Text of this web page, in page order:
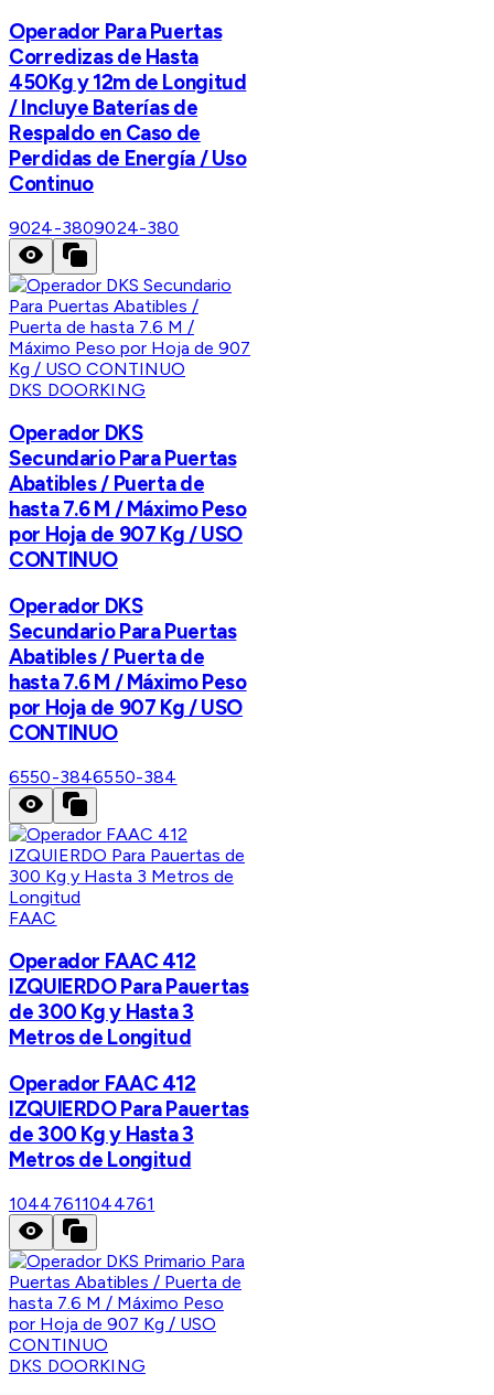
Operador Para Puertas
Corredizas de Hasta
450Kg y 12m de Longitud
/ Incluye Baterías de
Respaldo en Caso de
Perdidas de Energía / Uso
Continuo
9024-3809024-380
DKS DOORKING
Operador DKS
Secundario Para Puertas
Abatibles / Puerta de
hasta 7.6 M / Máximo Peso
por Hoja de 907 Kg / USO
CONTINUO
Operador DKS
Secundario Para Puertas
Abatibles / Puerta de
hasta 7.6 M / Máximo Peso
por Hoja de 907 Kg / USO
CONTINUO
6550-3846550-384
FAAC
Operador FAAC 412
IZQUIERDO Para Pauertas
de 300 Kg y Hasta 3
Metros de Longitud
Operador FAAC 412
IZQUIERDO Para Pauertas
de 300 Kg y Hasta 3
Metros de Longitud
10447611044761
DKS DOORKING